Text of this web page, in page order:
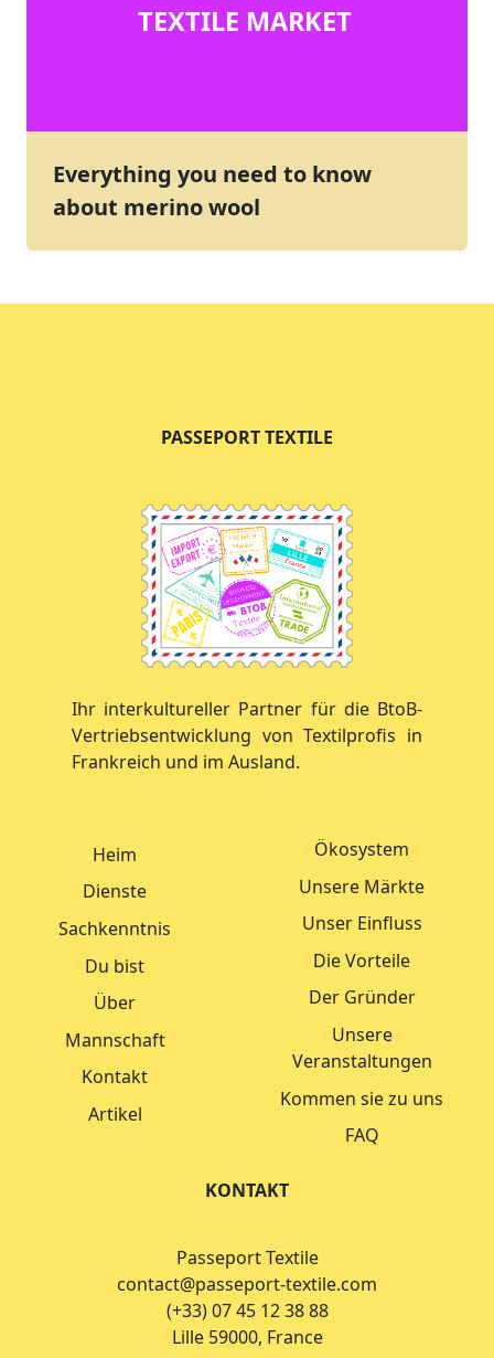
TEXTILE MARKET
Everything you need to know
about merino wool
PASSEPORT TEXTILE
Ihr interkultureller Partner für die BtoB-
Vertriebsentwicklung von Textilprofis in
Frankreich und im Ausland.
Heim
Dienste
Sachkenntnis
Du bist
Über
Mannschaft
Kontakt
Artikel
Ökosystem
Unsere Märkte
Unser Einfluss
Die Vorteile
Der Gründer
Unsere
Veranstaltungen
Kommen sie zu uns
FAQ
KONTAKT
Passeport Textile
contact@passeport-textile.com
(+33) 07 45 12 38 88
Lille 59000, France